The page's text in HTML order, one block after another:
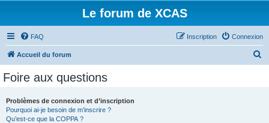
Le forum de XCAS
FAQ Connexion
Inscription
Accueil du forum
Foire aux questions
Problèmes de connexion et d’inscription
Pourquoi ai-je besoin de m’inscrire ?
Qu’est-ce que la COPPA ?